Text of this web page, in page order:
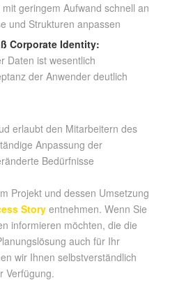
geringem Aufwand schnell an
und Strukturen anpassen
Corporate Identity:
Daten ist wesentlich
der Anwender deutlich
erlaubt den Mitarbeitern des
Anpassung der
Bedürfnisse
Projekt und dessen Umsetzung
Storyentnehmen. Wenn Sie
informieren möchten, die die
auch für Ihr
wir Ihnen selbstverständlich
Verfügung.